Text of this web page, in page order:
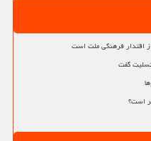
اقتدار فرهنگی ملت است
گفت
است؟